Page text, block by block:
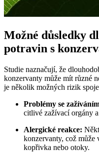
Možné důsledky
potravin s
Studie naznačují, že
konzervanty může mít různé
je několik možných rizik
Problémy se
citlivé zažívací orgány
Alergické reakce:
konzervanty, což může
kopřivka nebo otoky.